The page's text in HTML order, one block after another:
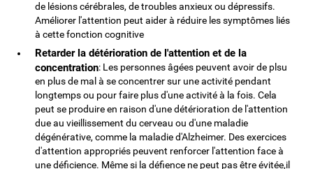
de lésions cérébrales, de troubles anxieux ou dépressifs.
Améliorer l'attention peut aider à réduire les symptômes liés
à cette fonction cognitive
Retarder la détérioration de l'attention et de la
concentration: Les personnes âgées peuvent avoir de plsu
en plus de mal à se concentrer sur une activité pendant
longtemps ou pour faire plus d'une activité à la fois. Cela
peut se produire en raison d'une détérioration de l'attention
due au vieillissement du cerveau ou d'une maladie
dégénérative, comme la maladie d'Alzheimer. Des exercices
d'attention appropriés peuvent renforcer l'attention face à
une déficience. Même si la défience ne peut pas être évitée,il